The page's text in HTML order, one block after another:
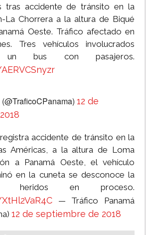
tras accidente de tránsito en la
La Chorrera a la altura de Biqué
Oeste. Tráfico afectado en
Tres vehículos involucrados
bus con pasajeros.
12 de
accidente de tránsito en la
Américas, a la altura de Loma
a Panamá Oeste, el vehículo
en la cuneta se desconoce la
heridos en proceso.
— Tráfico Panamá
12 de septiembre de 2018